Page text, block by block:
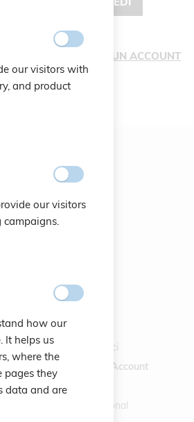
CREA UN ACCOUNT
Charity
Contattaci
Crea un Account
International
our visitors with
and product
our visitors
how our
It helps us
where the
pages they
data and are